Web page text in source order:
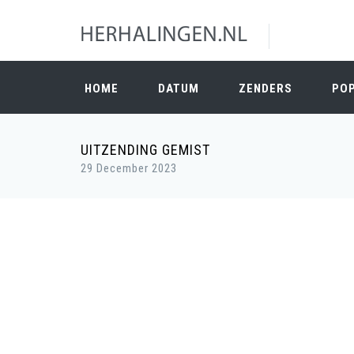
HOME DATUM ZENDERS
UITZENDING GEMIST
29 December 2023